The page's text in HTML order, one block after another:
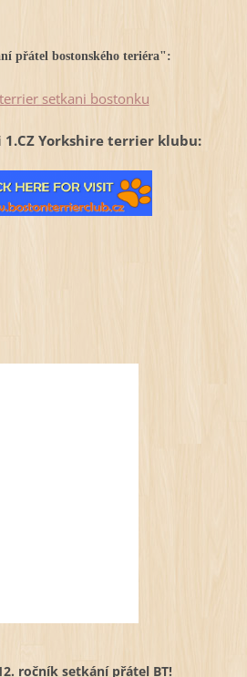
přátel bostonského teriéra":
Yorkshire terrier klubu:
ročník setkání přátel BT!